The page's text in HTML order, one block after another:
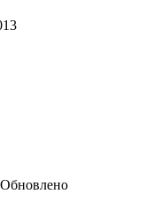
Обновлено